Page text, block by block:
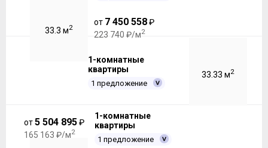
33.3 м2
от 7 450 558₽
223 740 ₽/м2
1-комнатные
квартиры
1 предложение
33.33 м2
от5 504 895₽
165 163 ₽/м2
1-комнатные
квартиры
1 предложение